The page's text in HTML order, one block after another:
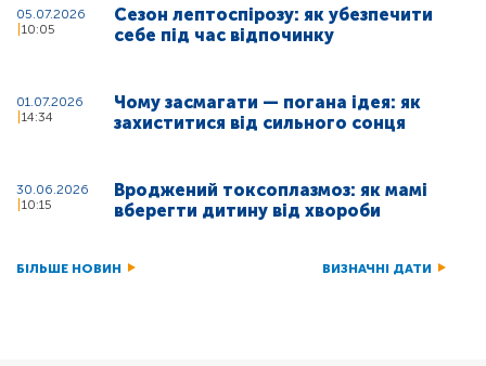
05.07.2026
10:05
Сезон лептоспірозу: як убезпечити
себе під час відпочинку
01.07.2026
14:34
Чому засмагати — погана ідея: як
захиститися від сильного сонця
30.06.2026
10:15
Вроджений токсоплазмоз: як мамі
вберегти дитину від хвороби
БІЛЬШЕ НОВИН ВИЗНАЧНІ ДАТИ